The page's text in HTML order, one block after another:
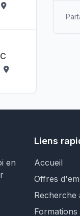
en
Liens
Accueil
Offres
Recherche
Formations